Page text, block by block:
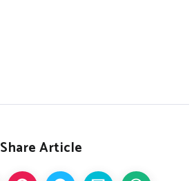
Share Article